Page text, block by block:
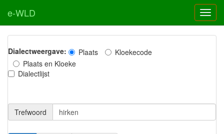
e-WLD
Dialectweergave: Plaats
Kloekecode
Plaats en Kloeke
Dialectlijst
Trefwoord